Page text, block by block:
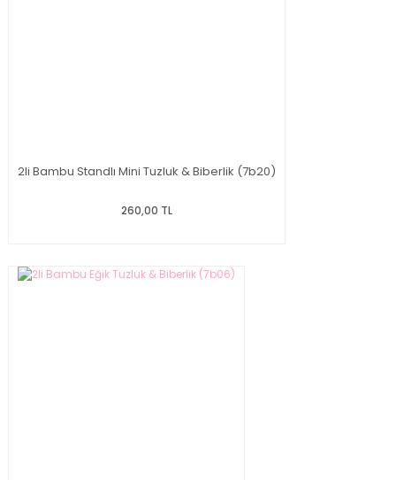
2li Bambu Standlı Mini Tuzluk & Biberlik (7b20)
260,00 TL